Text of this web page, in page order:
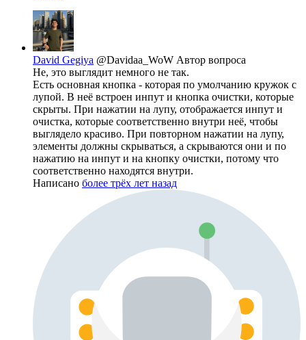
David Gegiya @Davidaa_WoW Автор вопроса
Не, это выглядит немного не так.
Есть основная кнопка - которая по умолчанию кружок с
лупой. В неё встроен инпут и кнопка очистки, которые
скрыты. При нажатии на лупу, отображается инпут и
очистка, которые соответственно внутри неё, чтобы
выглядело красиво. При повторном нажатии на лупу,
элементы должны скрываться, а скрываются они и по
нажатию на инпут и на кнопку очистки, потому что
соответственно находятся внутри.
Написано более трёх лет назад